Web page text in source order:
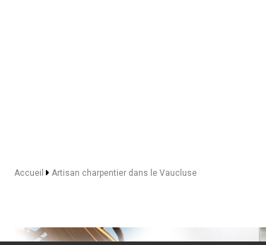
Accueil Artisan charpentier dans le Vaucluse